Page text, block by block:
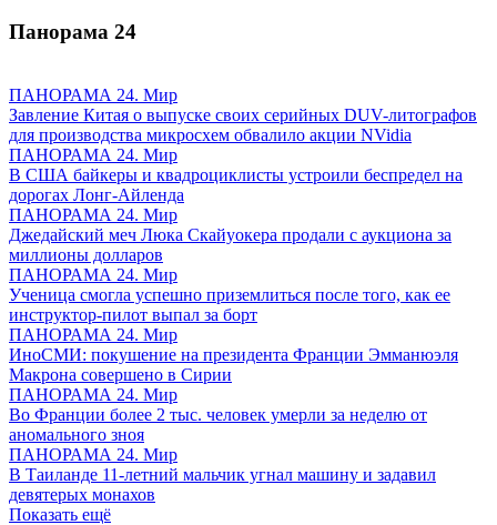
Панорама 24
ПАНОРАМА 24. Мир
Завление Китая о выпуске своих серийных DUV-литографов
для производства микросхем обвалило акции NVidia
ПАНОРАМА 24. Мир
В США байкеры и квадроциклисты устроили беспредел на
дорогах Лонг-Айленда
ПАНОРАМА 24. Мир
Джедайский меч Люка Скайуокера продали с аукциона за
миллионы долларов
ПАНОРАМА 24. Мир
Ученица смогла успешно приземлиться после того, как ее
инструктор-пилот выпал за борт
ПАНОРАМА 24. Мир
ИноСМИ: покушение на президента Франции Эмманюэля
Макрона совершено в Сирии
ПАНОРАМА 24. Мир
Во Франции более 2 тыс. человек умерли за неделю от
аномального зноя
ПАНОРАМА 24. Мир
В Таиланде 11-летний мальчик угнал машину и задавил
девятерых монахов
Показать ещё